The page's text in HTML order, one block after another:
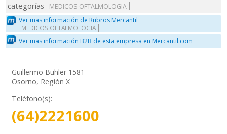
categorías
MEDICOS OFTALMOLOGIA
Ver mas información de Rubros Mercantil
MEDICOS OFTALMOLOGIA
Ver mas información B2B de esta empresa en Mercantil.com
Guillermo Buhler 1581
Osorno, Región X
Teléfono(s):
(64)2221600